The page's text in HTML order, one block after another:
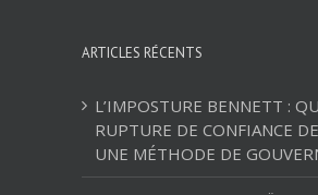
ARTICLES RÉCENTS
L’IMPOSTURE BENNETT :
RUPTURE DE CONFIANCE
UNE MÉTHODE DE